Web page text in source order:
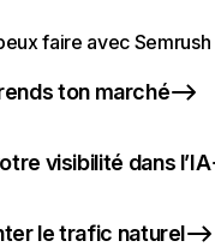
faire avec Semrush
ton marché
visibilité dans l’IA
le trafic naturel